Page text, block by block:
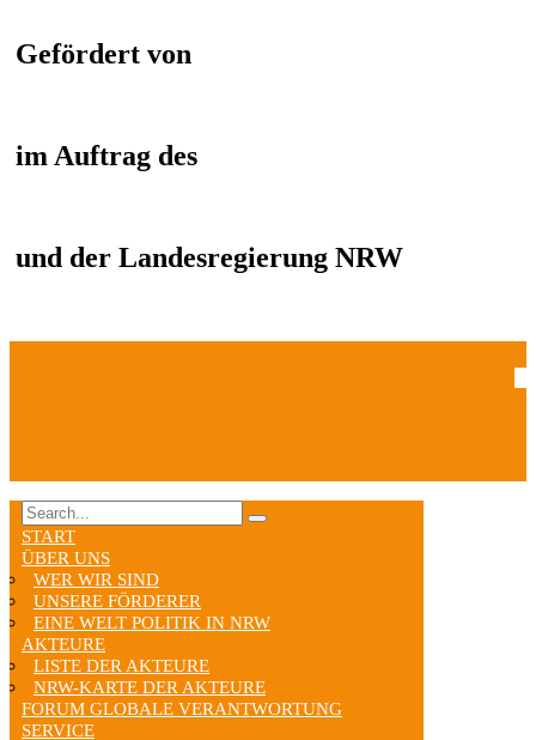
Gefördert von
im Auftrag des
und der Landesregierung NRW
START
ÜBER UNS
WER WIR SIND
UNSERE FÖRDERER
EINE WELT POLITIK IN NRW
AKTEURE
LISTE DER AKTEURE
NRW-KARTE DER AKTEURE
FORUM GLOBALE VERANTWORTUNG
SERVICE